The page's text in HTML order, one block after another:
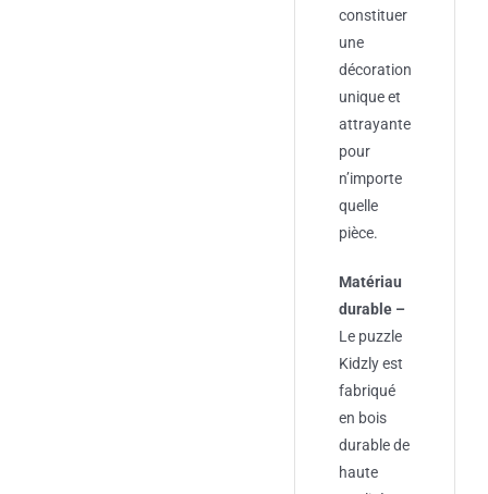
constituer
une
décoration
unique et
attrayante
pour
n’importe
quelle
pièce.
Matériau
durable –
Le puzzle
Kidzly est
fabriqué
en bois
durable de
haute